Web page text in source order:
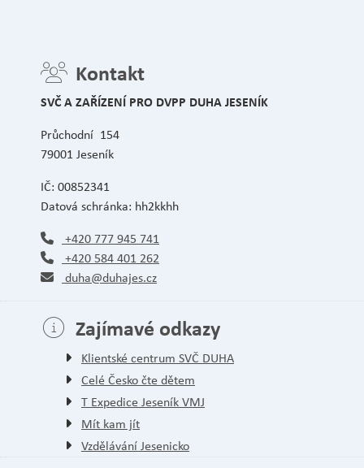
Kontakt
SVČ A ZAŘÍZENÍ PRO DVPP DUHA JESENÍK
Průchodní 154
79001 Jeseník
IČ: 00852341
Datová schránka: hh2kkhh
+420 777 945 741
+420 584 401 262
duha@duhajes.cz
Zajímavé odkazy
Klientské centrum SVČ DUHA
Celé Česko čte dětem
T Expedice Jeseník VMJ
Mít kam jít
Vzdělávání Jesenicko